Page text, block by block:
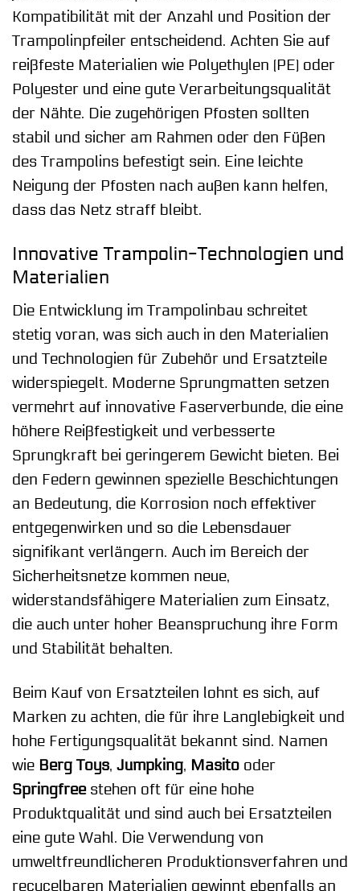
Kompatibilität mit der Anzahl und Position der
Trampolinpfeiler entscheidend. Achten Sie auf
reißfeste Materialien wie Polyethylen (PE) oder
Polyester und eine gute Verarbeitungsqualität
der Nähte. Die zugehörigen Pfosten sollten
stabil und sicher am Rahmen oder den Füßen
des Trampolins befestigt sein. Eine leichte
Neigung der Pfosten nach außen kann helfen,
dass das Netz straff bleibt.
Innovative Trampolin-Technologien und
Materialien
Die Entwicklung im Trampolinbau schreitet
stetig voran, was sich auch in den Materialien
und Technologien für Zubehör und Ersatzteile
widerspiegelt. Moderne Sprungmatten setzen
vermehrt auf innovative Faserverbunde, die eine
höhere Reißfestigkeit und verbesserte
Sprungkraft bei geringerem Gewicht bieten. Bei
den Federn gewinnen spezielle Beschichtungen
an Bedeutung, die Korrosion noch effektiver
entgegenwirken und so die Lebensdauer
signifikant verlängern. Auch im Bereich der
Sicherheitsnetze kommen neue,
widerstandsfähigere Materialien zum Einsatz,
die auch unter hoher Beanspruchung ihre Form
und Stabilität behalten.
Beim Kauf von Ersatzteilen lohnt es sich, auf
Marken zu achten, die für ihre Langlebigkeit und
hohe Fertigungsqualität bekannt sind. Namen
wie Berg Toys, Jumpking, Masito oder
Springfreestehen oft für eine hohe
Produktqualität und sind auch bei Ersatzteilen
eine gute Wahl. Die Verwendung von
umweltfreundlicheren Produktionsverfahren und
recycelbaren Materialien gewinnt ebenfalls an